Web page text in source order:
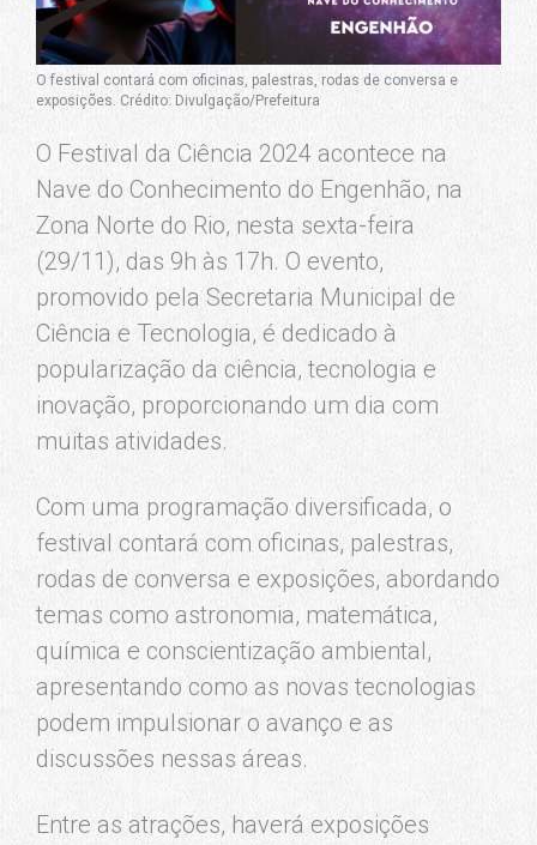
O festival contará com oficinas, palestras, rodas de conversa e
exposições. Crédito: Divulgação/Prefeitura
O Festival da Ciência 2024 acontece na
Nave do Conhecimento do Engenhão, na
Zona Norte do Rio, nesta sexta-feira
(29/11), das 9h às 17h. O evento,
promovido pela Secretaria Municipal de
Ciência e Tecnologia, é dedicado à
popularização da ciência, tecnologia e
inovação, proporcionando um dia com
muitas atividades.
Com uma programação diversificada, o
festival contará com oficinas, palestras,
rodas de conversa e exposições, abordando
temas como astronomia, matemática,
química e conscientização ambiental,
apresentando como as novas tecnologias
podem impulsionar o avanço e as
discussões nessas áreas.
Entre as atrações, haverá exposições